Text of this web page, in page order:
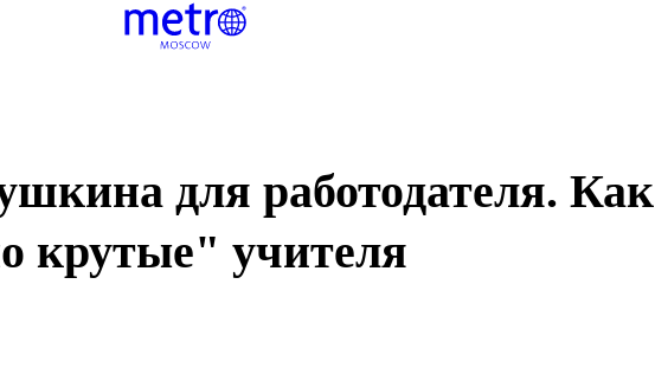
для работодателя. Как
крутые" учителя